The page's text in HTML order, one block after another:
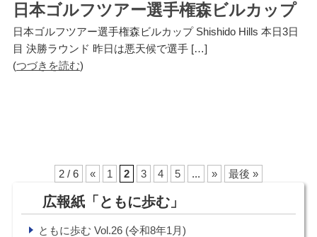
日本ゴルフツアー選手権森ビルカップ
日本ゴルフツアー選手権森ビルカップ Shishido Hills 本日3日
目 決勝ラウンド 昨日は悪天候で選手 […]
(つづきを読む)
2 / 6 « 1 2 3 4 5 ... » 最後 »
広報紙「ともに歩む」
ともに歩む Vol.26 (令和8年1月)